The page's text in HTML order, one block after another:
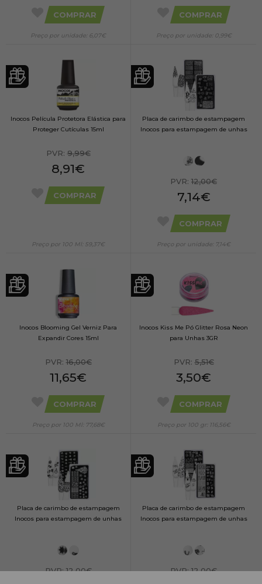
COMPRAR
Preço por unidade: 6,07€
COMPRAR
Preço por unidade: 0,99€
Inocos Película Protetora Elástica para
Proteger Cutículas 15ml
PVR:9,99€
8,91€
COMPRAR
Preço por 100 Ml: 59,37€
Placa de carimbo de estampagem
Inocos para estampagem de unhas
PVR: 12,00€
7,14€
COMPRAR
Preço por unidade: 7,14€
Inocos Blooming Gel Verniz Para
Expandir Cores 15ml
PVR:16,00€
11,65€
COMPRAR
Preço por 100 Ml: 77,68€
Inocos Kiss Me Pó Glitter Rosa Neon
para Unhas 3GR
PVR:5,51€
3,50€
COMPRAR
Preço por 100 gr: 116,56€
Placa de carimbo de estampagem
Inocos para estampagem de unhas
PVR:12,00€
Placa de carimbo de estampagem
Inocos para estampagem de unhas
PVR:12,00€